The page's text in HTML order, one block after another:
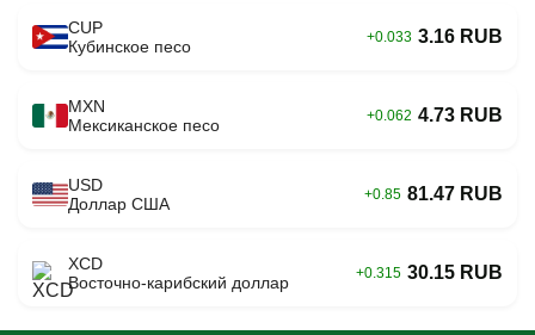
CUP
Кубинское песо
+0.033 3.16 RUB
MXN
Мексиканское песо
+0.062 4.73 RUB
USD
Доллар США
+0.85 81.47 RUB
XCD
Восточно-карибский доллар
+0.315 30.15 RUB